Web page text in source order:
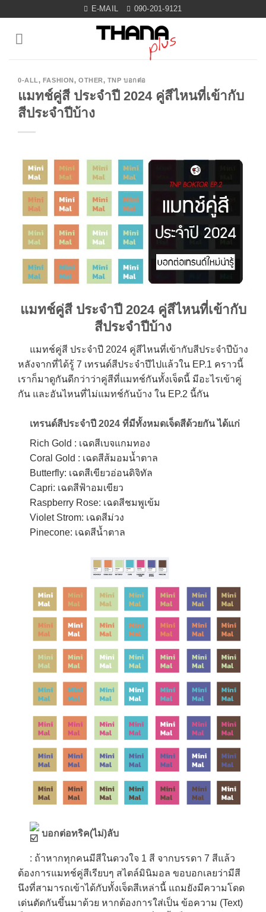
content
E-MAIL 090-201-9121
0-ALL, FASHION, OTHER, TNP บอกต่อ
แมทช์คู่สี ประจำปี 2024 คู่สีไหนที่เข้ากับ
สีประจำปีบ้าง
แมทช์คู่สี ประจำปี 2024 คู่สีไหนที่เข้ากับ
สีประจำปีบ้าง
แมทช์คู่สี ประจำปี 2024 คู่สีไหนที่เข้ากับสีประจำปีบ้าง
หลังจากที่ได้รู้ 7 เทรนด์สีประจำปีไปแล้วใน EP.1 คราวนี้
เราก็มาดูกันดีกว่าว่าคู่สีที่แมทช์กันทั้งเจ็ดนี้ มีอะไรเข้าคู่
กัน และอันไหนที่ไม่แมทช์กันบ้าง ใน EP.2 นี้กัน
เทรนด์สีประจำปี 2024 ที่มีทั้งหมดเจ็ดสีด้วยกัน ได้แก่
Rich Gold : เฉดสีเบจแกมทอง
Coral Gold : เฉดสีส้มอมน้ำตาล
Butterfly: เฉดสีเขียวอ่อนดิจิทัล
Capri: เฉดสีฟ้าอมเขียว
Raspberry Rose: เฉดสีชมพูเข้ม
Violet Strom: เฉดสีม่วง
Pinecone: เฉดสีน้ำตาล
บอกต่อทริค(ไม่)ลับ
: ถ้าหากทุกคนมีสีในดวงใจ 1 สี จากบรรดา 7 สีแล้ว
ต้องการแมทช์คู่สีเรียบๆ สไตล์มินิมอล ขอบอกเลยว่ามีสี
นึงที่สามารถเข้าได้กับทั้งเจ็ดสีเหล่านี้ แถมยังมีความโดด
เด่นตัดกันขึ้นมาด้วย หากต้องการใส่เป็น ข้อความ (Text)